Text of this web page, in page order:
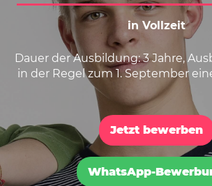
Karte anzeigen